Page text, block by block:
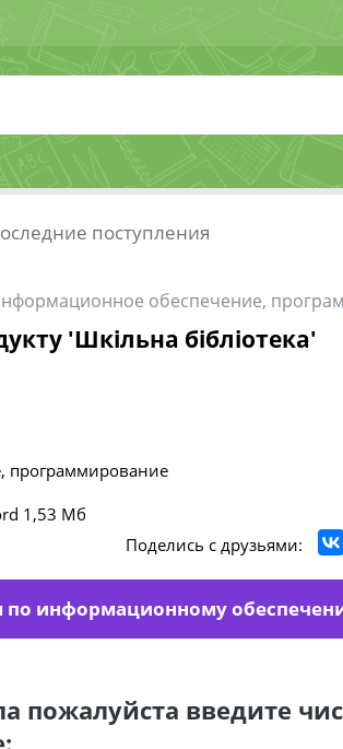
поступления
обеспечение,
'Шкільна бібліотека'
программирование
1,53 Мб
Поделись с друзьями:
по информационному
пожалуйста введите